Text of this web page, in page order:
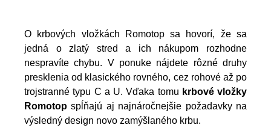
O krbových vložkách Romotop sa hovorí, že sa
jedná o zlatý stred a ich nákupom rozhodne
nespravíte chybu. V ponuke nájdete rôzné druhy
presklenia od klasického rovného, cez rohové až po
trojstranné typu C a U. Vďaka tomu krbové vložky
Romotop spĺňajú aj najnáročnejšie požadavky na
výsledný design novo zamýšlaného krbu.